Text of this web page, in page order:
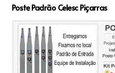
Poste Padrão Celesc Piçarras